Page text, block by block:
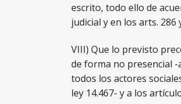
escrito, todo ello de
judicial y en los arts. 286
VIII) Que lo previsto
de forma no presencial
todos los actores
ley 14.467- y a los